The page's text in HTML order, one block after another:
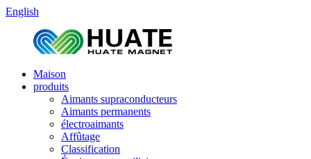
English
Maison
produits
Aimants supraconducteurs
Aimants permanents
électroaimants
Affûtage
Classification